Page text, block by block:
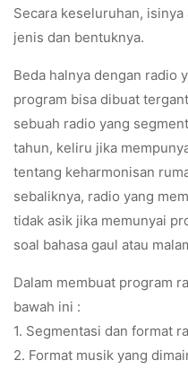
Secara keseluruhan,
jenis dan bentuknya.
Beda halnya dengan radio
program bisa dibuat
sebuah radio yang
tahun, keliru jika
tentang keharmonisan
sebaliknya, radio yang
tidak asik jika memunyai
soal bahasa gaul atau
Dalam membuat program
bawah ini :
1. Segmentasi dan format
2. Format musik yang